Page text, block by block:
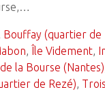
Bouffay (quartier de
, Île Videment,
la Bourse (Nantes)
de Rezé),